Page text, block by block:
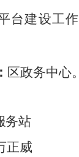
台建设工
区政务中心。
务站
正威